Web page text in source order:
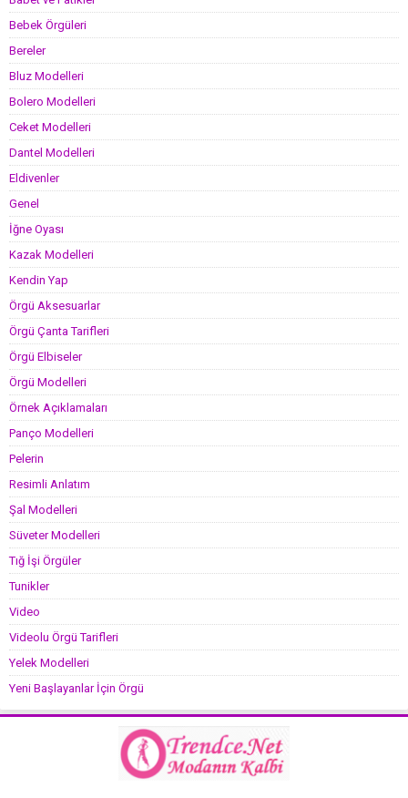
Bebek Örgüleri
Bereler
Bluz Modelleri
Bolero Modelleri
Ceket Modelleri
Dantel Modelleri
Eldivenler
Genel
İğne Oyası
Kazak Modelleri
Kendin Yap
Örgü Aksesuarlar
Örgü Çanta Tarifleri
Örgü Elbiseler
Örgü Modelleri
Örnek Açıklamaları
Panço Modelleri
Pelerin
Resimli Anlatım
Şal Modelleri
Süveter Modelleri
Tığ İşi Örgüler
Tunikler
Video
Videolu Örgü Tarifleri
Yelek Modelleri
Yeni Başlayanlar İçin Örgü